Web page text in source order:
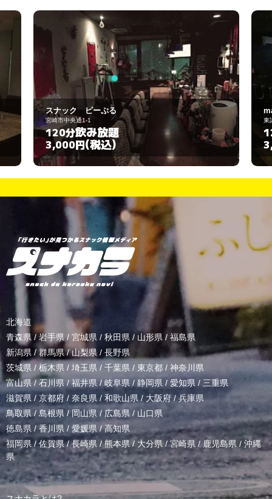
makana
東諸県郡国富町本庄4356
120分飲み放題
3,000円(税込)
北海道
青森県 / 岩手県/ 宮城県 / 秋田県 / 山形県/ 福島県
新潟県 /群馬県/山梨県 / 長野県
茨城県 / 栃木県 / 埼玉県 / 千葉県 / 東京都 / 神奈川県
富山県 /石川県/福井県/岐阜県 / 静岡県 / 愛知県 / 三重県
滋賀県 / 京都府 / 奈良県 / 和歌山県/ 大阪府 /兵庫県
鳥取県/ 島根県 /岡山県/ 広島県 / 山口県
徳島県 /香川県 / 愛媛県/高知県
福岡県/佐賀県/長崎県 /熊本県/ 大分県/宮崎県 /鹿児島県 / 沖縄
県